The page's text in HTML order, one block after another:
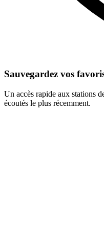
Sauvegardez vos
Un accès rapide aux stations
écoutés le plus récemment.